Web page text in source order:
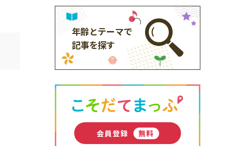
年齢とテーマで
記事を探す
会員登録 無料